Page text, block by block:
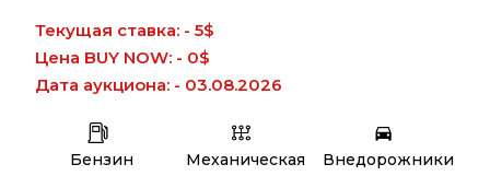
Текущая ставка: - 5$
Цена BUY NOW: - 0$
Дата аукциона: - 03.08.2026
Бензин Механическая Внедорожники